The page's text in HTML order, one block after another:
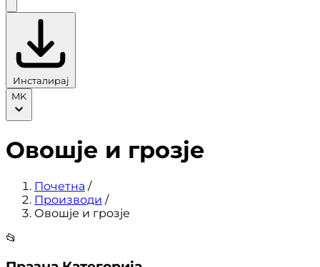
Инсталирај
MK
Овошје и грозје
Почетна /
Производи /
Овошје и грозје
📂